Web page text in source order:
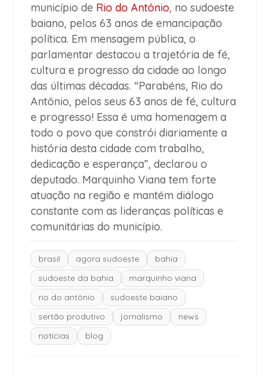
município de Rio do Antônio, no sudoeste
baiano, pelos 63 anos de emancipação
política. Em mensagem pública, o
parlamentar destacou a trajetória de fé,
cultura e progresso da cidade ao longo
das últimas décadas. “Parabéns, Rio do
Antônio, pelos seus 63 anos de fé, cultura
e progresso! Essa é uma homenagem a
todo o povo que constrói diariamente a
história desta cidade com trabalho,
dedicação e esperança”, declarou o
deputado. Marquinho Viana tem forte
atuação na região e mantém diálogo
constante com as lideranças políticas e
comunitárias do município.
brasil agora sudoeste
bahia
sudoeste da bahia
marquinho viana
rio do antônio
sudoeste baiano
sertão produtivo
jornalismo
news
notícias
blog